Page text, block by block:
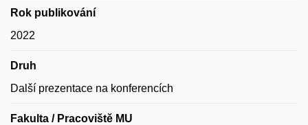
Rok publikování
2022
Druh
Další prezentace na konferencích
Fakulta / Pracoviště MU